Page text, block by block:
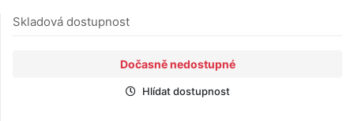
Skladová dostupnost
Dočasně nedostupné
Hlídat dostupnost